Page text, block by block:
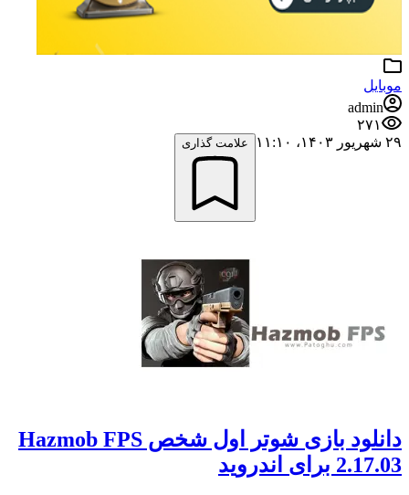
موبایل
admin
۲۷۱
۲۹ شهریور ۱۴۰۳،‏ ۱۱:۱۰
علامت گذاری
دانلود بازی شوتر اول شخص Hazmob FPS
2.17.03 برای اندروید